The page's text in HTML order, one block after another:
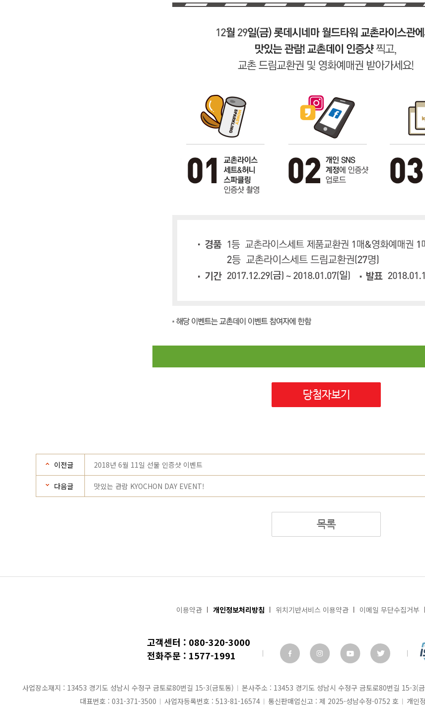
이전글 2018년 6월 11일 선물 인증샷 이벤트
다음글 맛있는 관람 KYOCHON DAY EVENT!
목록
이용약관 개인정보처리방침 위치기반서비스 이용약관 이메일 무단수집거부
고객센터 : 080-320-3000
전화주문 : 1577-1991
사업장소재지 : 13453 경기도 성남시 수정구 금토로80번길 15-3(금토동) 본사주소 : 13453 경기도 성남시 수정구 금토로80번길 15-3(
대표번호 : 031-371-3500
사업자등록번호 : 513-81-16574 통신판매업신고 : 제 2025-성남수정-0752 호 개인